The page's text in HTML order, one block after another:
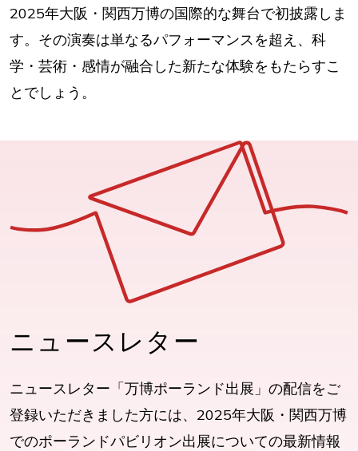
2025年大阪・関西万博の国際的な舞台で初披露しま
す。その演奏は単なるパフォーマンスを超え、科
学・芸術・感情が融合した新たな体験をもたらすこ
とでしょう。
ニュースレター
ニュースレター「万博ポーランド出展」の配信をご
登録いただきました方には、2025年大阪・関西万博
でのポーランドパビリオン出展についての最新情報